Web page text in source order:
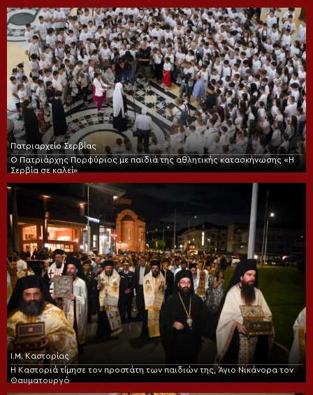
Πατριαρχείο Σερβίας
Ο Πατριάρχης Πορφύριος με παιδιά της αθλητικής κατασκήνωσης «Η
Σερβία σε καλεί»
Ι.Μ. Καστορίας
Η Καστοριά τίμησε τον προστάτη των παιδιών της, Άγιο Νικάνορα τον
Θαυματουργό